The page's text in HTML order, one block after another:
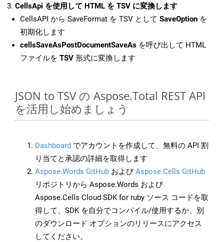
CellsApi を使用して HTML を TSV に変換します
CellsAPI から SaveFormat を TSV として SaveOption を
初期化します
cellsSaveAsPostDocumentSaveAs を呼び出して HTML
ファイルを TSV 形式に変換します
JSON to TSV の Aspose.Total REST API
を活用し始めましょう
Dashboard でアカウントを作成して、無料の API 割
り当てと承認の詳細を取得します
Aspose.Words GitHub およびAspose.Cells GitHub
リポジトリから Aspose.Words および
Aspose.Cells Cloud SDK for ruby ソース コードを取
得して、SDK を自分でコンパイル/使用するか、別
のダウンロード オプションのリリースにアクセス
してください。